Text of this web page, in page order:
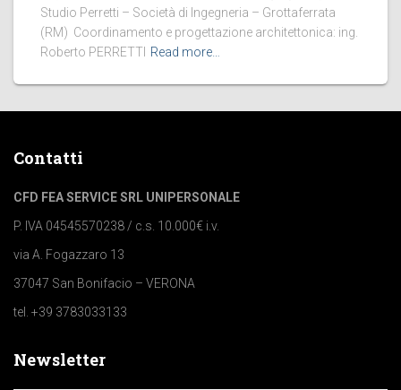
Studio Perretti – Società di Ingegneria – Grottaferrata
(RM) Coordinamento e progettazione architettonica: ing.
Roberto PERRETTI Read more…
Contatti
CFD FEA SERVICE SRL UNIPERSONALE
P. IVA 04545570238 / c.s. 10.000€ i.v.
via A. Fogazzaro 13
37047 San Bonifacio – VERONA
tel. +39 3783033133
Newsletter